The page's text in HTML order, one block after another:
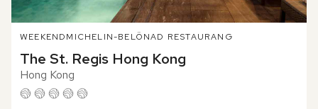
WEEKENDMICHELIN-BELÖNAD RESTAURANG
The St. Regis Hong Kong
Hong Kong